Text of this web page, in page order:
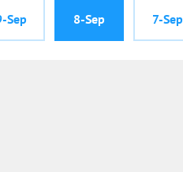
Sep 8-Sep 7-Sep